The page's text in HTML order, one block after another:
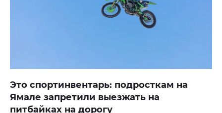
Это спортинвентарь: подросткам на
Ямале запретили выезжать на
питбайках на дорогу